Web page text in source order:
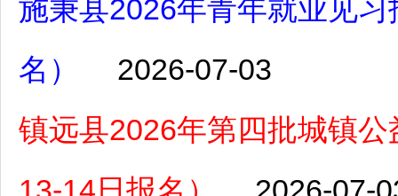
施秉县2026年青年就业见
名）
2026-07-03
镇远县2026年第四批城镇